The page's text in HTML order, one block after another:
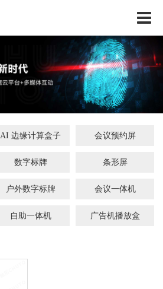
AI 边缘计算盒子 会议预约屏
数字标牌 条形屏
户外数字标牌 会议一体机
自助一体机 广告机播放盒